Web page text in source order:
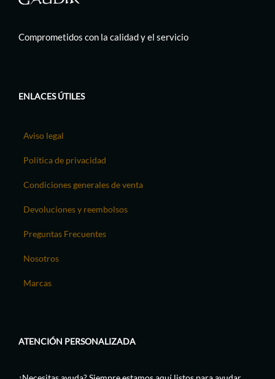
Comprometidos con la calidad y el servicio
ENLACES ÚTILES
Aviso legal
Política de privacidad
Condiciones generales de venta
Devoluciones y reembolsos
Preguntas Frecuentes
Nosotros
Marcas
ATENCIÓN PERSONALIZADA